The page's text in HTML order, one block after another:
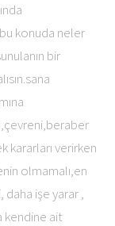
konuda neler
bir
kararları verirken
olmamalı,en
işe yarar ,
kendine ait